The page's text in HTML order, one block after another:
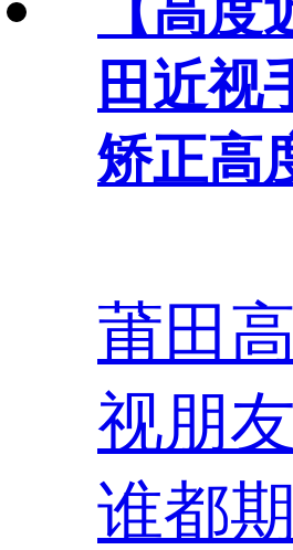
【高度
田近视
矫正高
莆田
视朋
谁都